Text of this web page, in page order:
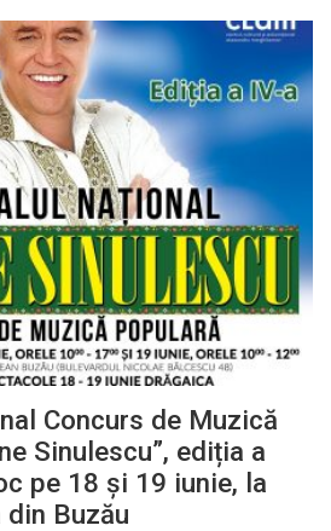
Concurs de Muzică
Sinulescu”, ediția a
pe 18 și 19 iunie, la
din Buzău